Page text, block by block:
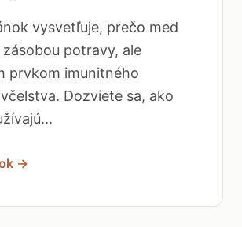
vysvetľuje, prečo med
zásobou potravy, ale
prvkom imunitného
Dozviete sa, ako
→